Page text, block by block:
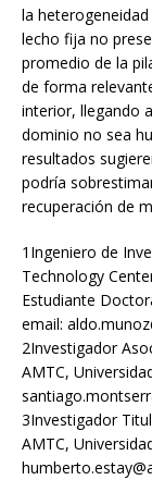
la
lecho fija no
promedio de la
de forma
interior, llegando
dominio no sea
resultados
podría
recuperación de
1Ingeniero de
Technology
Estudiante
email:
2Investigador
AMTC,
3Investigador
AMTC,